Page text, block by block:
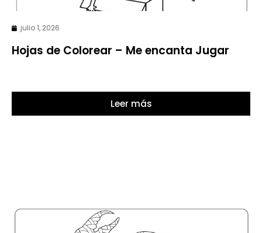
julio 1, 2026
Hojas de Colorear – Me encanta Jugar
Leer más